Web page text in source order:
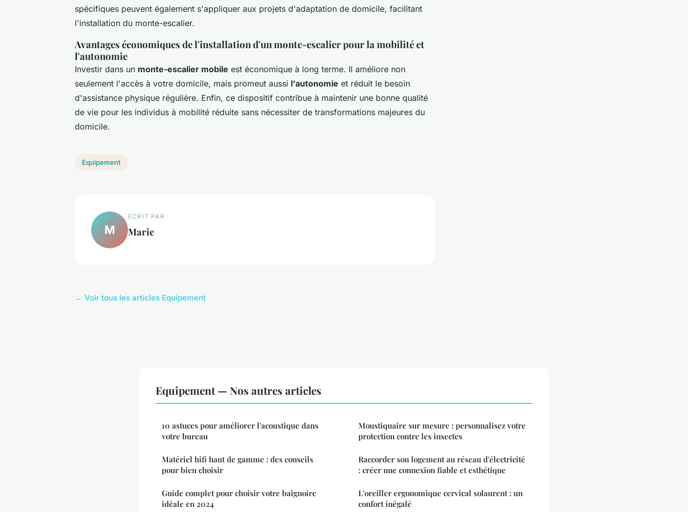
spécifiques peuvent également s'appliquer aux projets d'adaptation de domicile, facilitant
l'installation du monte-escalier.
Avantages économiques de l'installation d'un monte-escalier pour la mobilité et
l'autonomie
Investir dans un monte-escalier mobile est économique à long terme. Il améliore non
seulement l'accès à votre domicile, mais promeut aussi l'autonomie et réduit le besoin
d'assistance physique régulière. Enfin, ce dispositif contribue à maintenir une bonne qualité
de vie pour les individus à mobilité réduite sans nécessiter de transformations majeures du
domicile.
Equipement
M
ECRIT PAR
Marie
← Voir tous les articles Equipement
Equipement — Nos autres articles
10 astuces pour améliorer l'acoustique dans
votre bureau
Matériel hifi haut de gamme : des conseils
pour bien choisir
Guide complet pour choisir votre baignoire
idéale en 2024
Moustiquaire sur mesure : personnalisez votre
protection contre les insectes
Raccorder son logement au réseau d'électricité
: créer une connexion fiable et esthétique
L'oreiller ergonomique cervical solaurent : un
confort inégalé